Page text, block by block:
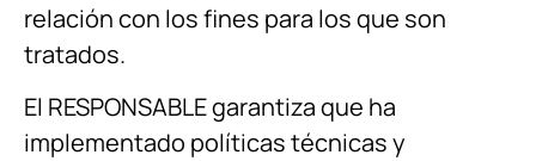
relación con los fines para los que son
tratados.
El RESPONSABLE garantiza que ha
implementado políticas técnicas y